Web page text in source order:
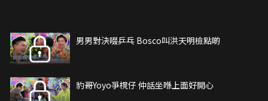
男男對決啜乒乓 Bosco叫洪天明檢點啲
豹哥Yoyo爭櫈仔 仲話坐喺上面好開心